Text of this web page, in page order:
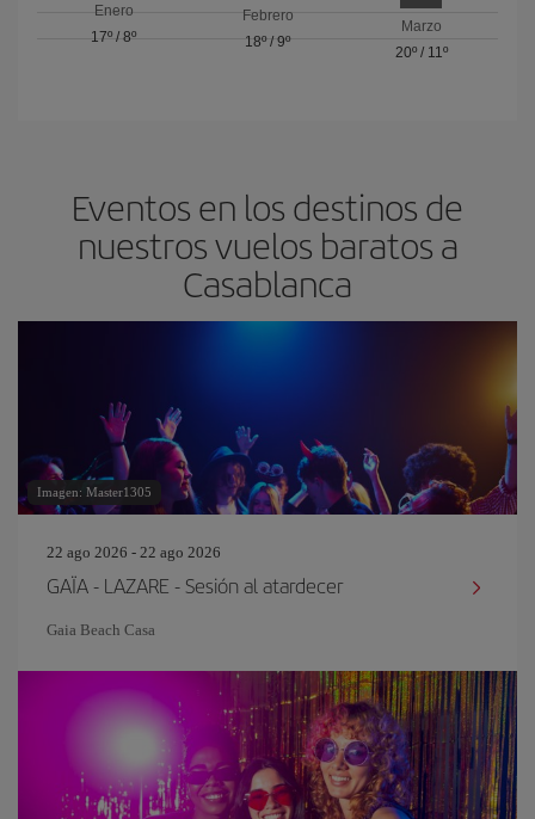
Enero
17º /8º
Febrero
18º/ 9º
Marzo
20º/ 11º
Eventos en los destinos de
nuestros vuelos baratos a
Casablanca
Imagen: Master1305
22 ago 2026 - 22 ago 2026
GAÏA - LAZARE - Sesión al atardecer
Gaia Beach Casa